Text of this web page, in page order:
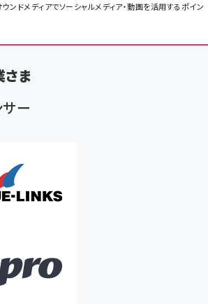
ウンドメディアでソーシャルメディア・動画を活用するポイン
ま
ー